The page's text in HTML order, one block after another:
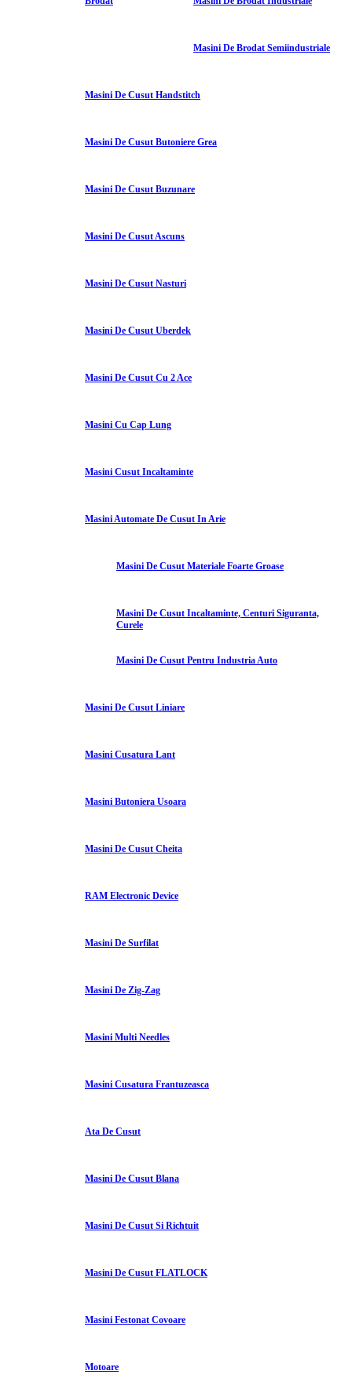
Masini De Brodat Semiindustriale
Masini De Cusut Handstitch
Masini De Cusut Butoniere Grea
Masini De Cusut Buzunare
Masini De Cusut Ascuns
Masini De Cusut Nasturi
Masini De Cusut Uberdek
Masini De Cusut Cu 2 Ace
Masini Cu Cap Lung
Masini Cusut Incaltaminte
Masini Automate De Cusut In Arie
Masini De Cusut Materiale Foarte Groase
Masini De Cusut Incaltaminte, Centuri Siguranta,
Curele
Masini De Cusut Pentru Industria Auto
Masini De Cusut Liniare
Masini Cusatura Lant
Masini Butoniera Usoara
Masini De Cusut Cheita
RAM Electronic Device
Masini De Surfilat
Masini De Zig-Zag
Masini Multi Needles
Masini Cusatura Frantuzeasca
Ata De Cusut
Masini De Cusut Blana
Masini De Cusut Si Richtuit
Masini De Cusut FLATLOCK
Masini Festonat Covoare
Motoare